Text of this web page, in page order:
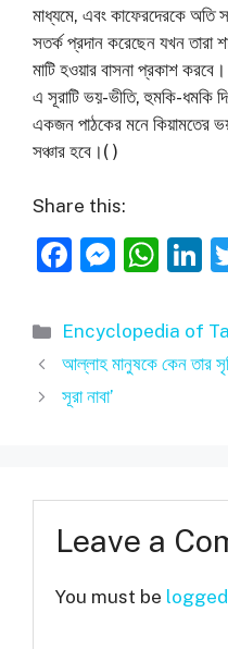
মাধ্যমে, এবং কাফেরদেরকে অতি
সতর্ক প্রদান করেছেন যখন তারা
মাটি হওয়ার বাসনা প্রকাশ করবে।
এ সূরাটি ভয়-ভীতি, হুমকি-ধমকি
একজন পাঠকের মনে কিয়ামতের
সঞ্চার হবে।( )
Share this:
F
c
e
b
k
M
ss
e
W
at
s
k
e
Categories
Encyclopedia of
আল্লাহ মানুষকে কেন তার
সূরা নাবা’
Leave a
You must be